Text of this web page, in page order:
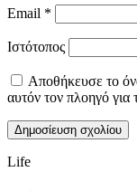
Email *
Ιστότοπος
Αποθήκευσε το
αυτόν τον πλοηγό
Life